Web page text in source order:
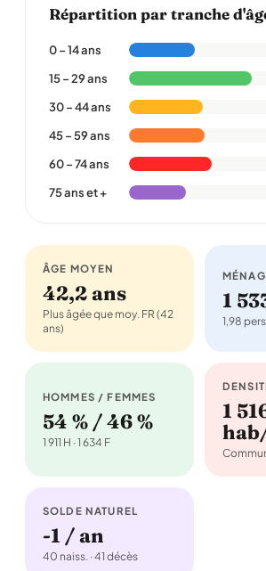
Répartition par tranche
0 – 14 ans
15 – 29 ans
30 – 44 ans
45 – 59 ans
60 – 74 ans
75 ans et +
ÂGE MOYEN
42,2 ans
Plus âgée que moy. FR (42
ans)
1
1,98
HOMMES / FEMMES
54 % / 46 %
1 911 H · 1 634 F
1
SOLDE NATUREL
-1 / an
40 naiss. · 41 décès